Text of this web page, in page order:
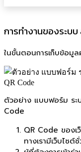
การทำงานของระบ
ในขั้นตอนการเก็บข้อมูล
ตัวอย่าง แบบฟอร์ม ระ
Code
QR Code ของเ
ทางเรามีเว็บไซ